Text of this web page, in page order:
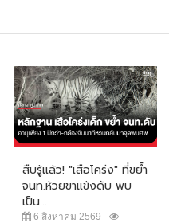
สืบรู้แล้ว! "เสือโคร่ง" ที่ขย้ำ
จนท.ห้วยขาแข้งดับ พบ
เป็น...
6 สิงหาคม 2569